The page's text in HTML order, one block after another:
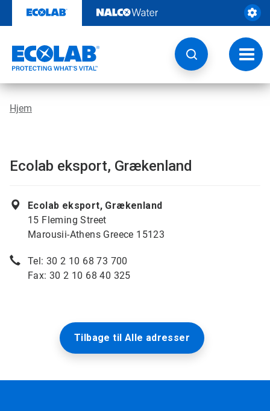
indhold
Skift
Hjem
Ecolab eksport, Grækenland
Ecolab eksport, Grækenland
15 Fleming Street
Marousii-Athens Greece 15123
Tel: 30 2 10 68 73 700
Fax: 30 2 10 68 40 325
Tilbage til Alle adresser